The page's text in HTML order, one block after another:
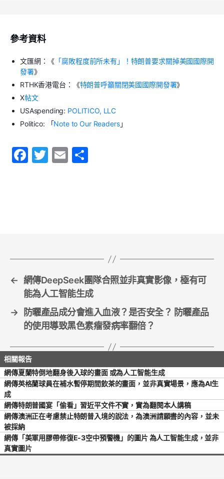
參考資料
文匯網：《 「腐敗程度前所未有」！特朗普要求關掉美國國際開
發署》
RTHK香港電台：《特朗普呼籲關閉美國國際開發署》
X帖文
USAspending: POLITICO, LLC
Politico: 「Note to Our Readers」
F
T
E
← 網傳DeepSeek團隊合照並非真實影像，極有可
能為人工智能生成
→
防曬產品成分會進入血液？是否安全？ 防曬產品
的使用導致黑色素瘤發病率翻倍？
網傳夏蘭特倒地翻身後入球的畫面 或為人工智能生成
網傳英格蘭球員在補水暫停期間飲茶的畫面，並非真實場景，應為AI生
成
網傳特朗普國宴「偷看」習近平文件不實，實為翻閱本人講稿
網傳澳洲正在考慮禁止特朗普入境的說法，為澳洲請願書的內容，並未
被採納
網傳「美軍用膠帶修復E-3空中預警機」的圖片 為人工智能生成，並非
真實圖片